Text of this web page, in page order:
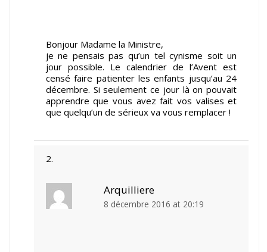
Bonjour Madame la Ministre,
je ne pensais pas qu’un tel cynisme soit un
jour possible. Le calendrier de l’Avent est
censé faire patienter les enfants jusqu’au 24
décembre. Si seulement ce jour là on pouvait
apprendre que vous avez fait vos valises et
que quelqu’un de sérieux va vous remplacer !
Arquilliere
8 décembre 2016 at 20:19